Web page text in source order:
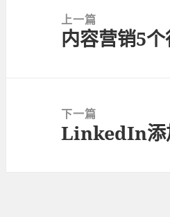
上一篇
上
章：
内容营销5
下一篇
下
LinkedIn添